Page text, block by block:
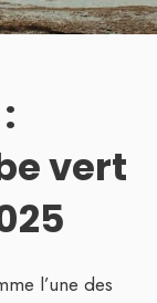
vert
l’une des